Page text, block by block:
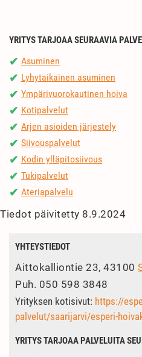
YRITYS TARJOAA SEURAAVIA
✔ Asuminen
✔ Lyhytaikainen asuminen
✔ Ympärivuorokautinen hoiva
✔ Kotipalvelut
✔ Arjen asioiden järjestely
✔ Siivouspalvelut
✔ Kodin ylläpitosiivous
✔ Tukipalvelut
✔ Ateriapalvelu
Tiedot päivitetty 8.9.2024
YHTEYSTIEDOT
Aittokalliontie 23, 43100
Puh. 050 598 3848
Yrityksen kotisivut: https://
palvelut/saarijarvi/esperi-
YRITYS TARJOAA PALVELUITA